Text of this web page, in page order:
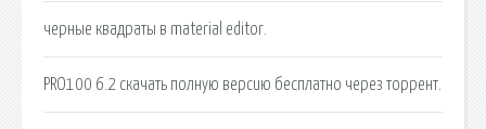
черные квадраты в material editor.
PRO100 6.2 скачать полную версию бесплатно через торрент.